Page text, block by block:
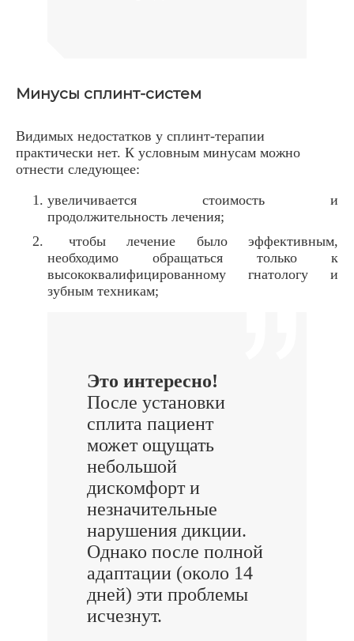
Минусы сплинт-систем
Видимых недостатков у сплинт-терапии
практически нет. К условным минусам можно
отнести следующее:
увеличивается стоимость и
продолжительность лечения;
чтобы лечение было эффективным,
необходимо обращаться только к
высококвалифицированному гнатологу и
зубным техникам;
Это интересно!
После установки
сплита пациент
может ощущать
небольшой
дискомфорт и
незначительные
нарушения дикции.
Однако после полной
адаптации (около 14
дней) эти проблемы
исчезнут.